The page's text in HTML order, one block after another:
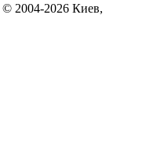
© 2004-2026 Киев,